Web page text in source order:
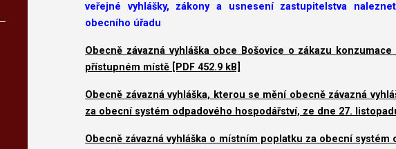
veřejné vyhlášky, zákony a usnesení zastupitelstva
obecního úřadu
Obecně závazná vyhláška obce Bošovice o zákazu
přístupném místě [PDF 452.9 kB]
Obecně závazná vyhláška, kterou se mění obecně závazná
za obecní systém odpadového hospodářství, ze dne 27. listopadu
Obecně závazná vyhláška o místním poplatku za obecní